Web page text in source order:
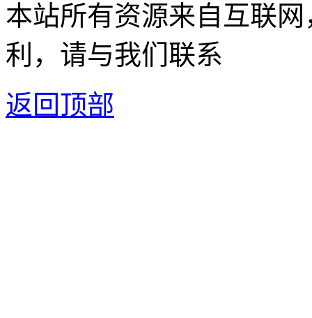
本站所有资源来自互联
利，请与我们联系
返回顶部